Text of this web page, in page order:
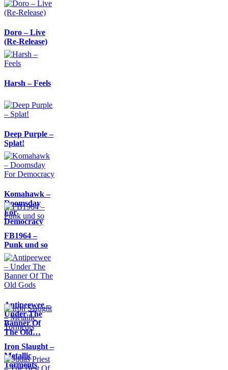
Doro – Live
(Re-Release)
Harsh – Feels
Deep Purple –
Splat!
Komahawk –
Doomsday
For
Democracy
FB1964 –
Punk und so
Antipeewee –
Under The
Banner Of
The Old…
Iron Slaught –
Metallic
Torments